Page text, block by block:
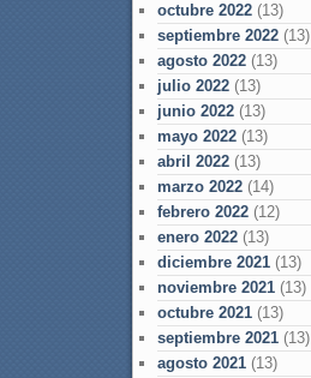
octubre 2022 (13)
septiembre 2022 (13)
agosto 2022 (13)
julio 2022 (13)
junio 2022 (13)
mayo 2022 (13)
abril 2022 (13)
marzo 2022 (14)
febrero 2022 (12)
enero 2022 (13)
diciembre 2021 (13)
noviembre 2021 (13)
octubre 2021 (13)
septiembre 2021 (13)
agosto 2021 (13)